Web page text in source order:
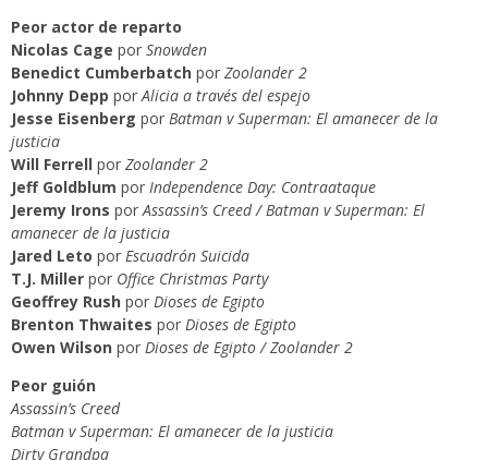
Peor actor de reparto
Nicolas Cage por Snowden
Benedict Cumberbatch por Zoolander 2
Johnny Depp por Alicia a través del espejo
Jesse Eisenberg por Batman v Superman: El amanecer de la
justicia
Will Ferrell por Zoolander 2
Jeff Goldblum por Independence Day: Contraataque
Jeremy Irons por Assassin’s Creed / Batman v Superman: El
amanecer de la justicia
Jared Leto por Escuadrón Suicida
T.J. Miller por Office Christmas Party
Geoffrey Rush por Dioses de Egipto
Brenton Thwaites por Dioses de Egipto
Owen Wilson por Dioses de Egipto / Zoolander 2
Peor guión
Assassin’s Creed
Batman v Superman: El amanecer de la justicia
Dirty Grandpa